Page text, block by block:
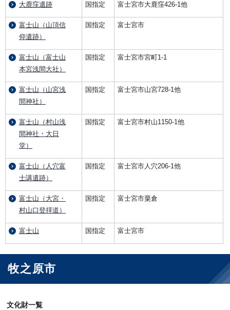
大鹿窪遺跡 国指定 富士宮市大鹿窪426-1他
富士山（山頂信
仰遺跡）
国指定 富士宮市
富士山（富士山
本宮浅間大社）
国指定 富士宮市宮町1-1
富士山（山宮浅
間神社）
国指定 富士宮市山宮728-1他
富士山（村山浅
間神社・大日
堂）
国指定 富士宮市村山1150-1他
富士山（人穴富
士講遺跡）
国指定 富士宮市人穴206-1他
富士山（大宮・
村山口登拝道）
国指定 富士宮市粟倉
富士山 国指定 富士宮市
牧之原市
文化財一覧